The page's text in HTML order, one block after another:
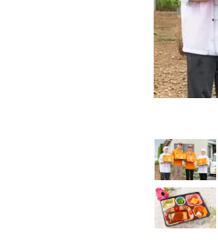
制限食
860円(1食分/税込)